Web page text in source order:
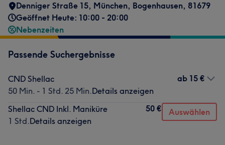
Denniger Straße 15, München, Bogenhausen, 81679
Geöffnet Heute: 10:00 - 20:00
Nebenzeiten
Passende Suchergebnisse
CND Shellac
50 Min. - 1 Std. 25 Min.Details anzeigen
ab 15 €
Shellac CND Inkl. Maniküre
1 Std.Details anzeigen
50 € Auswählen